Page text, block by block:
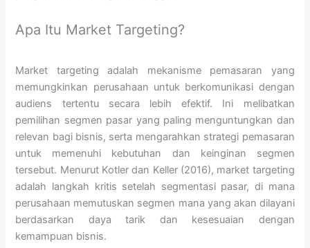
Apa Itu Market Targeting?
Market targeting adalah mekanisme pemasaran yang
memungkinkan perusahaan untuk berkomunikasi dengan
audiens tertentu secara lebih efektif. Ini melibatkan
pemilihan segmen pasar yang paling menguntungkan dan
relevan bagi bisnis, serta mengarahkan strategi pemasaran
untuk memenuhi kebutuhan dan keinginan segmen
tersebut. Menurut Kotler dan Keller (2016), market targeting
adalah langkah kritis setelah segmentasi pasar, di mana
perusahaan memutuskan segmen mana yang akan dilayani
berdasarkan daya tarik dan kesesuaian dengan
kemampuan bisnis.